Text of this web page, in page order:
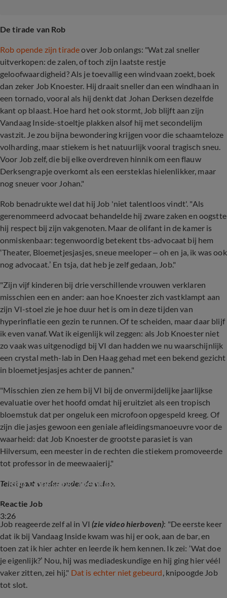
De tirade van Rob
Rob opende zijn tiradeover Job onlangs: "Wat zal sneller
uitverkopen: de zalen, of toch zijn laatste restje
geloofwaardigheid? Als je toevallig een windvaan zoekt, boek
dan zeker Job Knoester. Hij draait sneller dan een windhaan in
een tornado, vooral als hij denkt dat Johan Derksen dezelfde
kant op blaast. Hoe hard het ook stormt, Job blijft aan zijn
Vandaag Inside-stoeltje plakken alsof hij met secondelijm
vastzit. Je zou bijna bewondering krijgen voor die schaamteloze
volharding, maar stiekem is het natuurlijk vooral tragisch sneu.
Voor Job zelf, die bij elke overdreven hinnik om een flauw
Derksengrapje overkomt als een eersteklas hielenlikker, maar
nog sneuer voor Johan."
Rob benadrukte wel dat hij Job 'niet talentloos vindt'. "Als
gerenommeerd advocaat behandelde hij zware zaken en oogstte
hij respect bij zijn vakgenoten. Maar de olifant in de kamer is
onmiskenbaar: tegenwoordig betekent tbs-advocaat bij hem
‘Theater, Bloemetjesjasjes, sneue meeloper – oh en ja, ik was ook
nog advocaat.’ En tsja, dat heb je zelf gedaan, Job."
"Zijn vijf kinderen bij drie verschillende vrouwen verklaren
misschien een en ander: aan hoe Knoester zich vastklampt aan
zijn VI-stoel zie je hoe duur het is om in deze tijden van
hyperinflatie een gezin te runnen. Of te scheiden, maar daar blijf
ik even vanaf. Wat ik eigenlijk wil zeggen: als Job Knoester niet
zo vaak was uitgenodigd bij VI dan hadden we nu waarschijnlijk
een crystal meth-lab in Den Haag gehad met een bekend gezicht
in bloemetjesjasjes achter de pannen."
"Misschien zien ze hem bij VI bij de onvermijdelijke jaarlijkse
evaluatie over het hoofd omdat hij eruitziet als een tropisch
bloemstuk dat per ongeluk een microfoon opgespeld kreeg. Of
zijn die jasjes gewoon een geniale afleidingsmanoeuvre voor de
waarheid: dat Job Knoester de grootste parasiet is van
Hilversum, een meester in de rechten die stiekem promoveerde
tot professor in de meewaaierij."
Tekst gaat verder onder de video.
3:26
Job Knoester reageert op kritische column
Rob Goossens: 'Denk dat het daar vandaan
Reactie Job
Job reageerde zelf al in VI (zie video hierboven): "De eerste keer
dat ik bij Vandaag Inside kwam was hij er ook, aan de bar, en
toen zat ik hier achter en leerde ik hem kennen. Ik zei: ‘Wat doe
je eigenlijk?’ Nou, hij was mediadeskundige en hij ging hier véél
vaker zitten, zei hij." Dat is echter niet gebeurd, knipoogde Job
tot slot.